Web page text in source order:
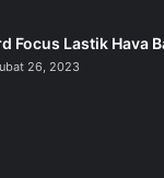
Focus Lastik Hava
26, 2023